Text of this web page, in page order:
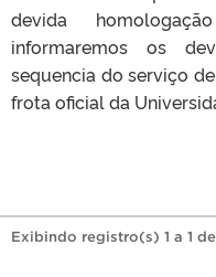
devida
informaremos os
sequencia do serviço
frota oficial da
Exibindo registro(s) 1 a 1